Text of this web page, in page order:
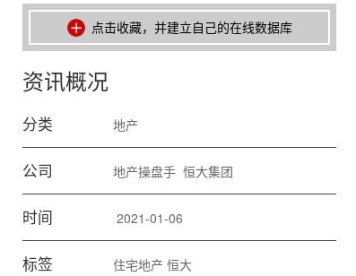
点击收藏，并建立自己的在线数据库
资讯概况
分类 地产
公司 地产操盘手 恒大集团
时间 2021-01-06
标签 住宅地产 恒大